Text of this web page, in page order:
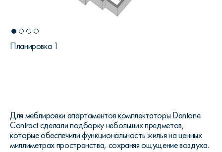
Планировка 1
Для меблировки апартаментов комплектаторы Dantone
Contract сделали подборку небольших предметов,
которые обеспечили функциональность жилья на ценных
миллиметрах пространства, сохраняя ощущение воздуха.